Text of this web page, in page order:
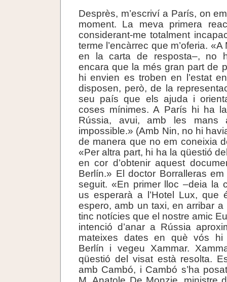
Desprès, m’escriví a París, on
moment. La meva primera
considerant-me totalment
terme l’encàrrec que m’oferia.
en la carta de resposta–, no
encara que la més gran part de
hi envien es troben en l’estat
disposen, però, de la
seu país que els ajuda i
coses mínimes. A París hi ha
Rússia, avui, amb les
impossible.» (Amb Nin, no hi
de manera que no em coneixia
«Per altra part, hi ha la qüestió
en cor d’obtenir aquest
Berlín.» El doctor Borralleras
seguit. «En primer lloc –deia la
us esperarà a l’Hotel Lux, que
espero, amb un taxi, en arribar a
tinc notícies que el nostre amic
intenció d’anar a Rússia
mateixes dates en què vós hi
Berlín i vegeu Xammar.
qüestió del visat està resolta.
amb Cambó, i Cambó s’ha